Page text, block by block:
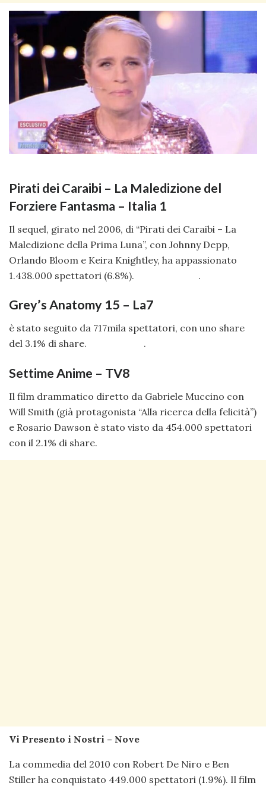
Pirati dei Caraibi – La Maledizione del
Forziere Fantasma – Italia 1
Il sequel, girato nel 2006, di “Pirati dei Caraibi – La
Maledizione della Prima Luna”, con Johnny Depp,
Orlando Bloom e Keira Knightley, ha appassionato
1.438.000 spettatori (6.8%). .
Grey’s Anatomy 15 – La7
è stato seguito da 717mila spettatori, con uno share
del 3.1% di share. .
Settime Anime – TV8
Il film drammatico diretto da Gabriele Muccino con
Will Smith (già protagonista “Alla ricerca della felicità”)
e Rosario Dawson è stato visto da 454.000 spettatori
con il 2.1% di share.
Vi Presento i Nostri – Nove
La commedia del 2010 con Robert De Niro e Ben
Stiller ha conquistato 449.000 spettatori (1.9%). Il film